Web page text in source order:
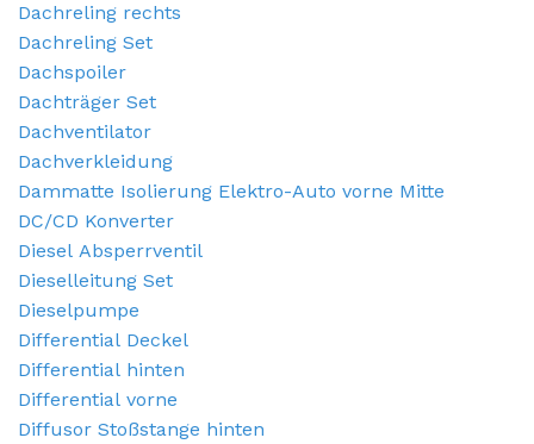
Dachreling rechts
Dachreling Set
Dachspoiler
Dachträger Set
Dachventilator
Dachverkleidung
Dammatte Isolierung Elektro-Auto vorne Mitte
DC/CD Konverter
Diesel Absperrventil
Dieselleitung Set
Dieselpumpe
Differential Deckel
Differential hinten
Differential vorne
Diffusor Stoßstange hinten